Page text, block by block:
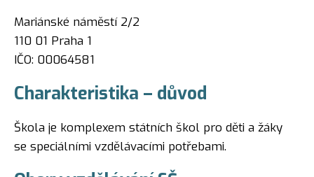
Mariánské náměstí 2/2
110 01 Praha 1
IČO: 00064581
Charakteristika – důvod
Škola je komplexem státních škol pro děti a žáky
se speciálními vzdělávacími potřebami.